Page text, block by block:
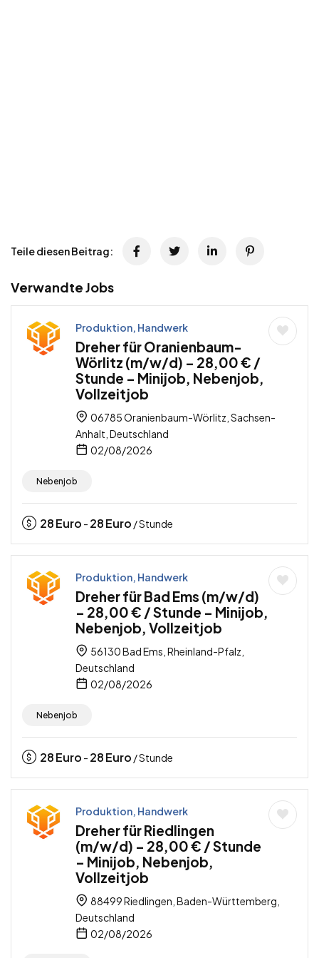
Teile diesen Beitrag:
Verwandte Jobs
Produktion, Handwerk
Dreher für Oranienbaum-
Wörlitz (m/w/d) – 28,00 € /
Stunde – Minijob, Nebenjob,
Vollzeitjob
06785 Oranienbaum-Wörlitz, Sachsen-
Anhalt, Deutschland
02/08/2026
Nebenjob
28Euro - 28Euro / Stunde
Produktion, Handwerk
Dreher für Bad Ems (m/w/d)
– 28,00 € / Stunde – Minijob,
Nebenjob, Vollzeitjob
56130 Bad Ems, Rheinland-Pfalz,
Deutschland
02/08/2026
Nebenjob
28Euro - 28Euro / Stunde
Produktion, Handwerk
Dreher für Riedlingen
(m/w/d) – 28,00 € / Stunde
– Minijob, Nebenjob,
Vollzeitjob
88499 Riedlingen, Baden-Württemberg,
Deutschland
02/08/2026